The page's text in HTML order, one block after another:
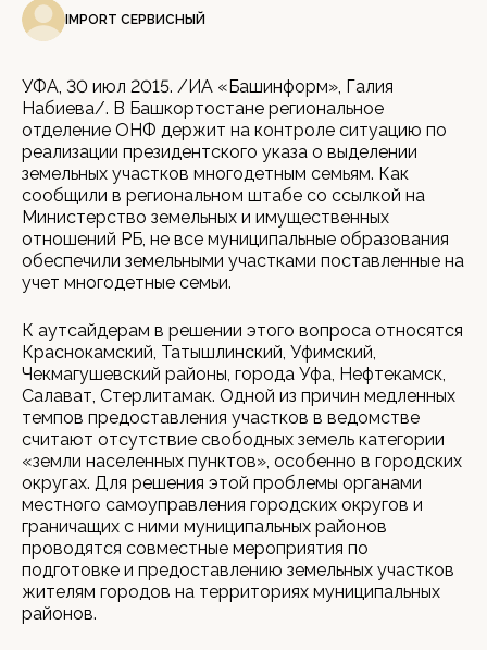
IMPORT СЕРВИСНЫЙ
УФА, 30 июл 2015. /ИА «Башинформ», Галия
Набиева/. В Башкортостане региональное
отделение ОНФ держит на контроле ситуацию по
реализации президентского указа о выделении
земельных участков многодетным семьям. Как
сообщили в региональном штабе со ссылкой на
Министерство земельных и имущественных
отношений РБ, не все муниципальные образования
обеспечили земельными участками поставленные на
учет многодетные семьи.
К аутсайдерам в решении этого вопроса относятся
Краснокамский, Татышлинский, Уфимский,
Чекмагушевский районы, города Уфа, Нефтекамск,
Салават, Стерлитамак. Одной из причин медленных
темпов предоставления участков в ведомстве
считают отсутствие свободных земель категории
«земли населенных пунктов», особенно в городских
округах. Для решения этой проблемы органами
местного самоуправления городских округов и
граничащих с ними муниципальных районов
проводятся совместные мероприятия по
подготовке и предоставлению земельных участков
жителям городов на территориях муниципальных
районов.